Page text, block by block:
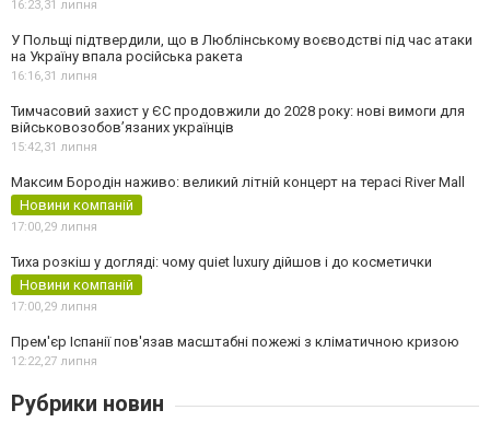
16:23,31 липня
У Польщі підтвердили, що в Люблінському воєводстві під час атаки
на Україну впала російська ракета
16:16,31 липня
Тимчасовий захист у ЄС продовжили до 2028 року: нові вимоги для
військовозобов’язаних українців
15:42,31 липня
Максим Бородін наживо: великий літній концерт на терасі River Mall
Новини компаній
17:00,29 липня
Тиха розкіш у догляді: чому quiet luxury дійшов і до косметички
Новини компаній
17:00,29 липня
Прем'єр Іспанії пов'язав масштабні пожежі з кліматичною кризою
12:22,27 липня
Рубрики новин